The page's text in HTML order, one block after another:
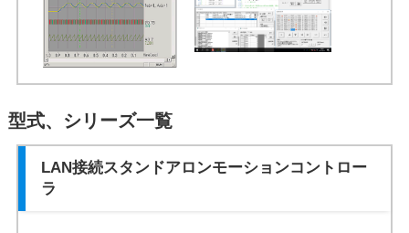
型式、シリーズ一覧
LAN接続スタンドアロンモーションコントロー
ラ